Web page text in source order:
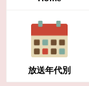
放送年代別